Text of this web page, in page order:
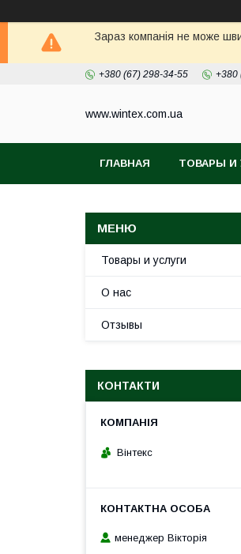
Зараз компанія не може
+380 (67) 298-34-55 +380
www.wintex.com.ua
ГЛАВНАЯ ТОВАРЫ И
Товары и услуги
О нас
Отзывы
КОНТАКТИ
Вінтекс
менеджер Вікторія